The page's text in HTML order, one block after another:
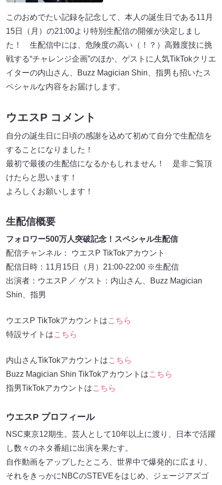
このおめでたい記録を記念して、本人の誕生日である11月
15日（月）の21:00より特別生配信の開催が決定しまし
た！ 生配信中には、危険度の高い（！？）高難度技に挑
戦する“チャレンジ企画”のほか、ゲストに人気TikTokクリエ
イターの内山さん、Buzz Magician Shin、指男も招いたス
ペシャルな内容をお届けします。
ウエスP コメント
自分の誕生日に日頃の感謝を込めて初めて自分で生配信を
することになりました！
最初で最後の生配信になるかもしれません！ 是非ご覧頂
けたらと思います！
よろしくお願いします！
生配信概要
フォロワー500万人突破記念！スペシャル生配信
配信チャンネル： ウエスP TikTokアカウント
配信日時：11月15日（月）21:00-22:00 ※生配信
出演者：ウエスP ／ ゲスト：内山さん、Buzz Magician
Shin、指男
ウエスP TikTokアカウントはこちら
特設サイトはこちら
内山さんTikTokアカウントはこちら
Buzz Magician Shin TikTokアカウントはこちら
指男TikTokアカウントはこちら
ウエスP プロフィール
NSC東京12期生。芸人として10年以上に渡り、日本で活躍
し数々のネタ番組に出演を果たす。
自作動画をアップしたところ、世界中で爆発的に広まり、
それをきっかにNBCのSTEVEをはじめ、ジェージアズゴ